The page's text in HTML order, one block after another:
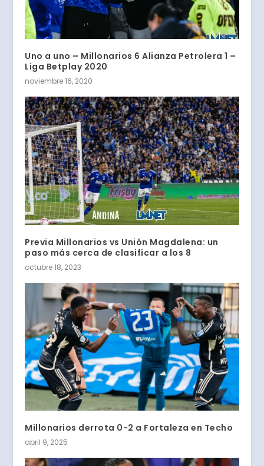
Uno a uno – Millonarios 6 Alianza Petrolera 1 –
Liga Betplay 2020
noviembre 16, 2020
Previa Millonarios vs Unión Magdalena: un
paso más cerca de clasificar a los 8
octubre 18, 2023
Millonarios derrota 0-2 a Fortaleza en Techo
abril 9, 2025